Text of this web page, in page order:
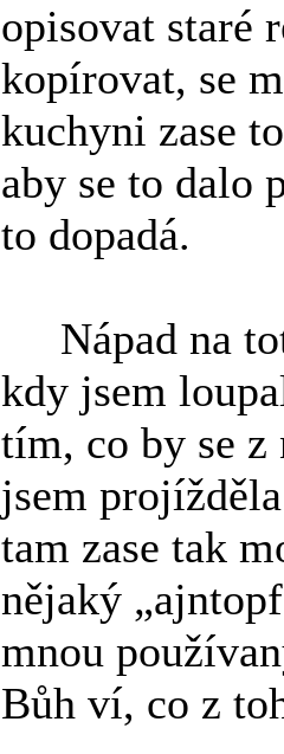
opisovat staré
kopírovat, se
kuchyni zase
aby se to dalo
to dopadá.
Nápad na
kdy jsem
tím, co by se z
jsem
tam zase tak
nějaký
mnou
Bůh ví, co z